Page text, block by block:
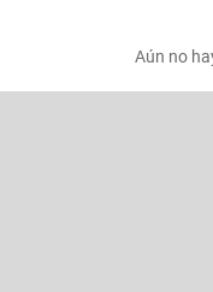
Aún no